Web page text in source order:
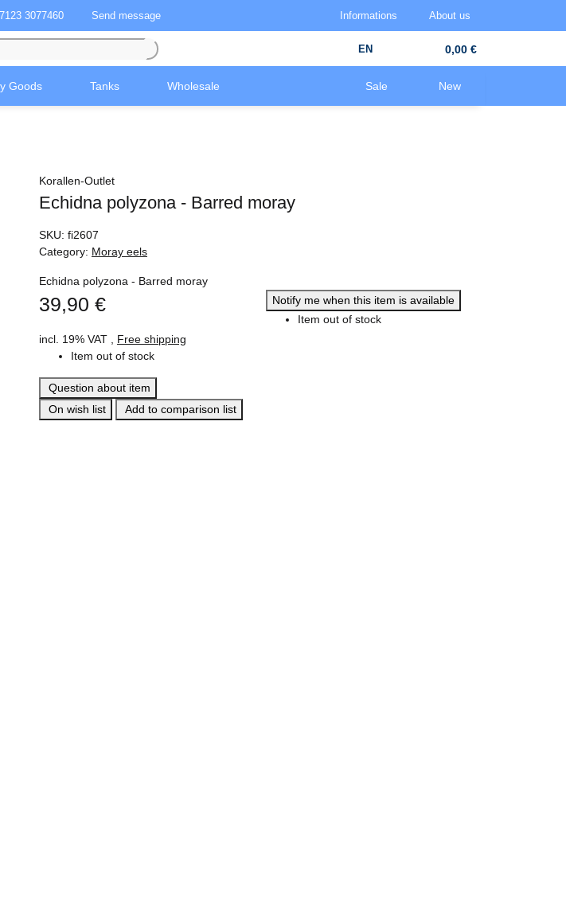
3077460 Send message Informations About us
EN 0,00 €
Goods Tanks Wholesale Sale New
Korallen-Outlet
Echidna polyzona - Barred moray
SKU: fi2607
Category: Moray eels
Echidna polyzona - Barred moray
39,90 €
incl. 19% VAT , Free shipping
Item out of stock
Notify me when this item is available
Item out of stock
Question about item
On wish list
Add to comparison list